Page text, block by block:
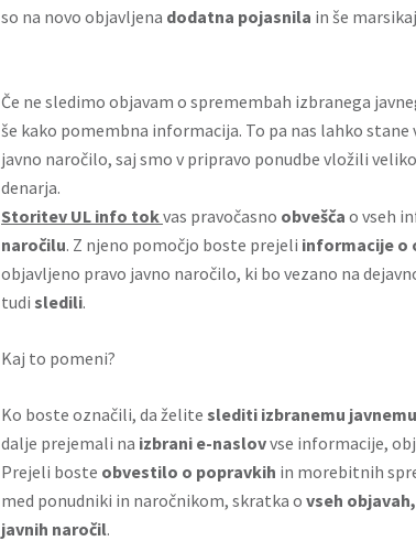
so na novo objavljena dodatna pojasnila in še
Če ne sledimo objavam o spremembah izbranega
še kako pomembna informacija. To pa nas lahko stane
javno naročilo, saj smo v pripravo ponudbe vložili
denarja.
Storitev UL info tokvas pravočasno obvešča o vseh
naročilu. Z njeno pomočjo boste prejeli informacije o
objavljeno pravo javno naročilo, ki bo vezano na
tudi sledili.
Kaj to pomeni?
Ko boste označili, da želite slediti izbranemu
dalje prejemali na izbrani e-naslovvse informacije,
Prejeli boste obvestilo o popravkih in morebitnih
med ponudniki in naročnikom, skratka o vseh
javnih naročil.